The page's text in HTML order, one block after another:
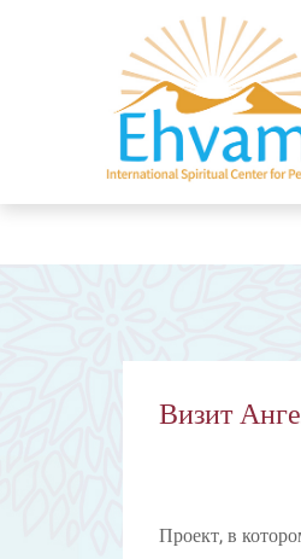
Визит
Проект, в